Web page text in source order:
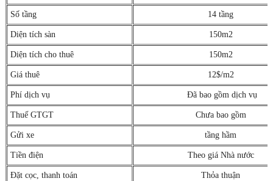
Số tầng 14 tầng
Diện tích sàn 150m2
Diện tích cho thuê 150m2
Giá thuê 12$/m2
Phí dịch vụ Đã bao gồm dịch vụ
Thuế GTGT Chưa bao gồm
Gửi xe tầng hầm
Tiền điện Theo giá Nhà nước
Đặt cọc, thanh toán Thỏa thuận